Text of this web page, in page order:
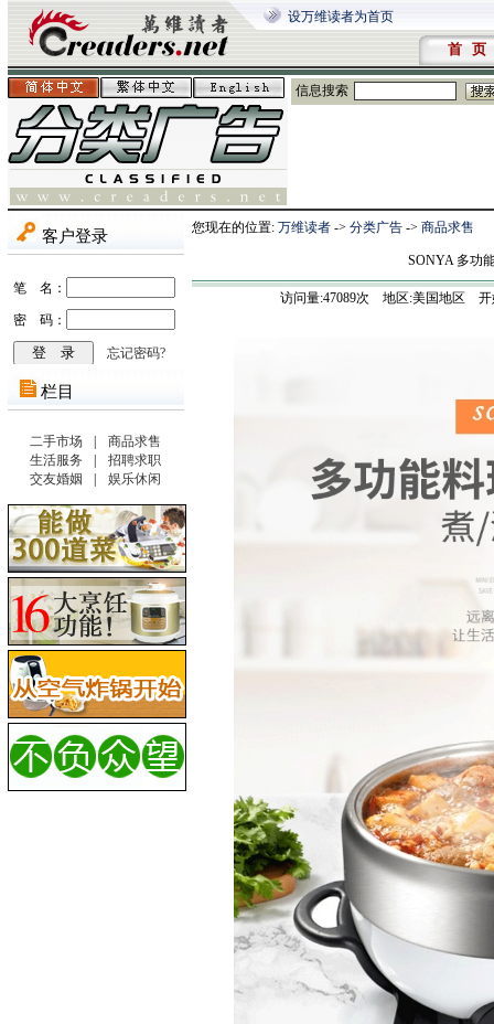
设万维读者为首页
首 页
信息搜索
您现在的位置: 万维读者 -> 分类广告 -> 商品求售
SONYA 多功
访问量:47089次 地区:美国地区 开始